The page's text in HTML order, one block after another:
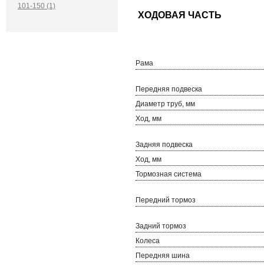
101-150 (1)
Рама
Передняя подвеска
Диаметр труб, мм
Ход, мм
Задняя подвеска
Ход, мм
Тормозная система
Передний тормоз
Задний тормоз
Колеса
Передняя шина